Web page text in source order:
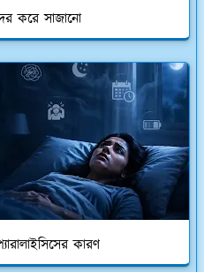
করে সাজানো
কারণ